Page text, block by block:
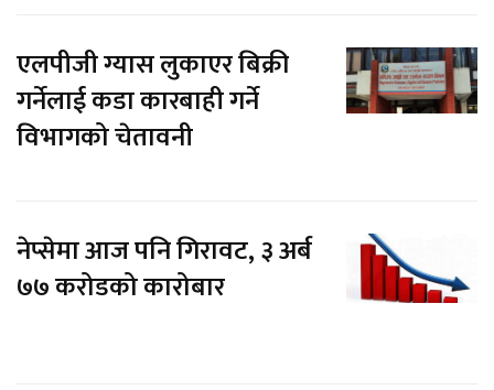
एलपीजी ग्यास लुकाएर बिक्री
गर्नेलाई कडा कारबाही गर्ने
विभागको चेतावनी
नेप्सेमा आज पनि गिरावट, ३ अर्ब
७७ करोडको कारोबार